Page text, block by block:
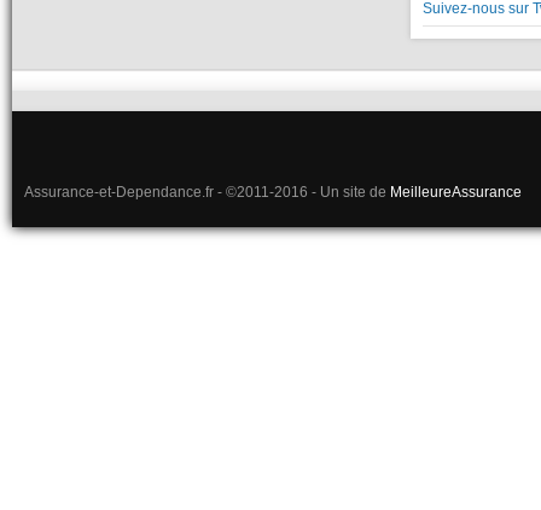
Suivez-nous sur
Assurance-et-Dependance.fr - ©2011-2016 - Un site de MeilleureAssurance